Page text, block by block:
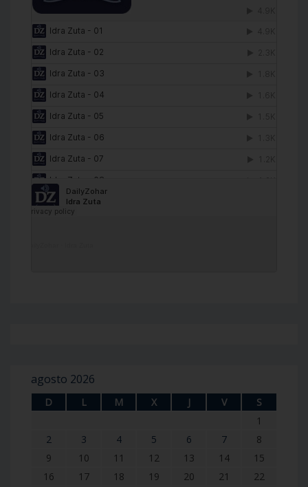
agosto 2026
D L M X J V
S
1
2
3 4 5 6 7
8
9
10 11 12 13 14
15
16
17 18 19 20 21
22